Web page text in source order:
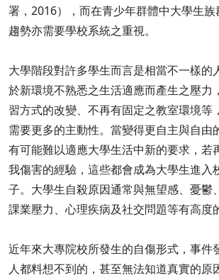
署，2016），而在青少年群體中大學生
趨勢亦需要學校系統之重視。
大學階段對許多學生而言是相當不一樣的
於新環境不熟悉之生活適應而產生之壓力
習方式的改變、不再有固定之教室環境等
需要更多的主動性。當變得更自主與自由
有可能難以適應大學生活中新的要求，若
我傷害的經驗，這些都會成為大學生進入
子。大學生自殺原因通常與無望感、憂鬱
課業壓力、心理疾病及社交問題等有高度
近年來大專院校所發生的自傷形式，事件
人都料想不到的，甚至無法知道真實的原